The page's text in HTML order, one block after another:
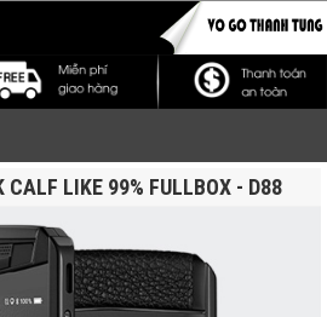
CALF LIKE 99% FULLBOX - D88